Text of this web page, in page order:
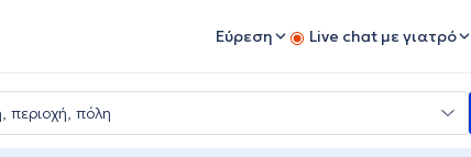
Εύρεση Live chat με γιατρό